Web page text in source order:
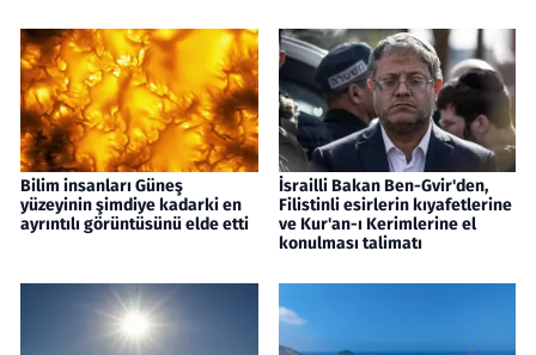
Bilim insanları Güneş
yüzeyinin şimdiye kadarki en
ayrıntılı görüntüsünü elde etti
İsrailli Bakan Ben-Gvir'den,
Filistinli esirlerin kıyafetlerine
ve Kur'an-ı Kerimlerine el
konulması talimatı